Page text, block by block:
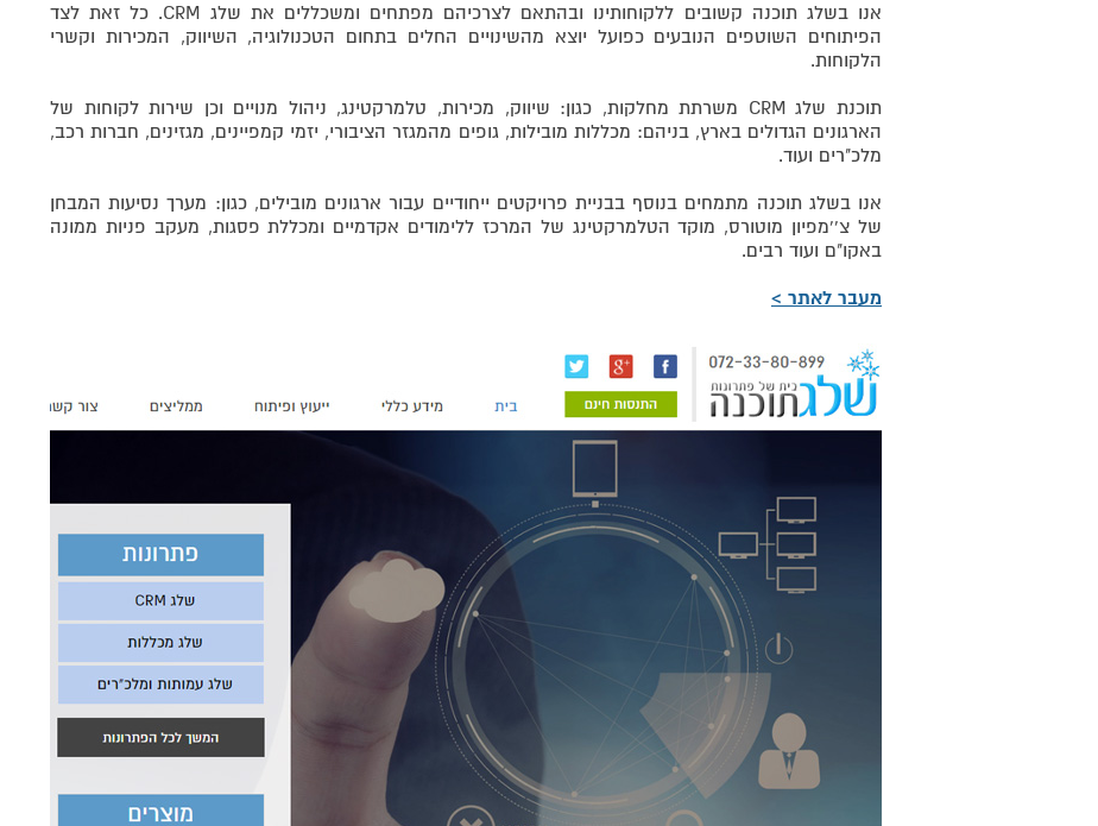
אנו בשלג תוכנה קשובים ללקוחותינו ובהתאם לצרכיהם מפתחים ומשכללים את שלג CRM. כל זאת לצד
הפיתוחים השוטפים הנובעים כפועל יוצא מהשינויים החלים בתחום הטכנולוגיה, השיווק, המכירות וקשרי
הלקוחות.
תוכנת שלג CRM משרתת מחלקות, כגון: שיווק, מכירות, טלמרקטינג, ניהול מנויים וכן שירות לקוחות של
הארגונים הגדולים בארץ, בניהם: מכללות מובילות, גופים מהמגזר הציבורי, יזמי קמפיינים, מגזינים, חברות רכב,
מלכ"רים ועוד.
אנו בשלג תוכנה מתמחים בנוסף בבניית פרויקטים ייחודיים עבור ארגונים מובילים, כגון: מערך נסיעות המבחן
של צ''מפיון מוטורס, מוקד הטלמרקטינג של המרכז ללימודים אקדמיים ומכללת פסגות, מעקב פניות ממונה
באקו"ם ועוד רבים.
מעבר לאתר >